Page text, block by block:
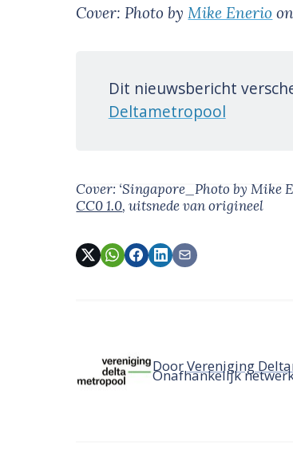
Cover: Photo byMike Enerio on
Dit nieuwsbericht
Deltametropool
Cover: ‘Singapore_Photo by Mike
CC0 1.0, uitsnede van origineel
DoorVereniging
Onafhankelijk